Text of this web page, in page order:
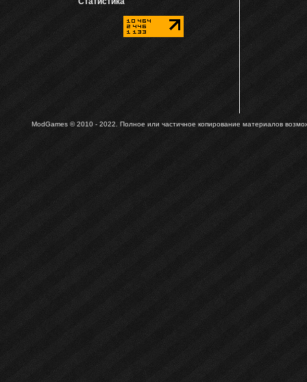
ModGames © 2010 - 2022. Полное или частичное копирование материалов